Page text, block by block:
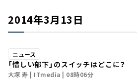
2014年3月13日
ニュース
「惜しい部下」のスイッチはどこに？
大塚 寿 ITmedia 08時06分